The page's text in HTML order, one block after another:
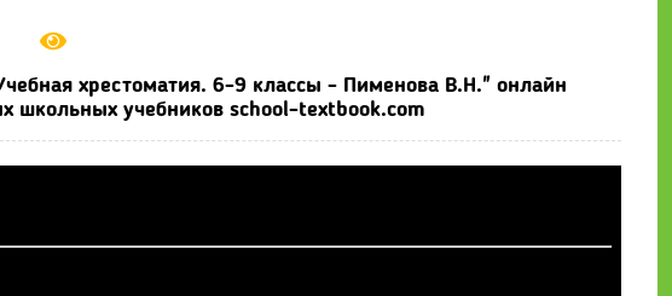
хрестоматия. 6-9 классы - Пименова В.Н." онлайн
школьных учебников school-textbook.com